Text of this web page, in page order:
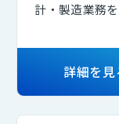
計・製造業務
詳細を見